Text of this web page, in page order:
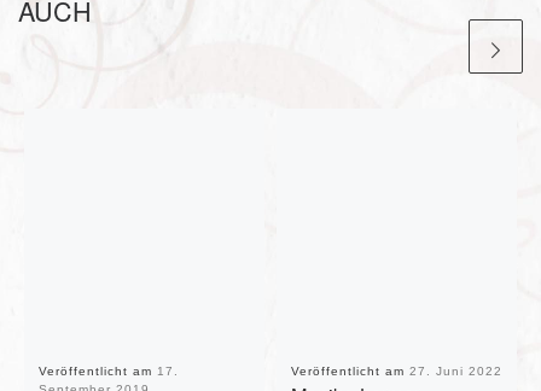
AUCH
Veröffentlicht am 17.
Veröffentlicht am 27. Juni 2022